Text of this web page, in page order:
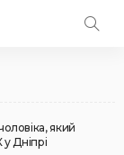
який
Дніпрі